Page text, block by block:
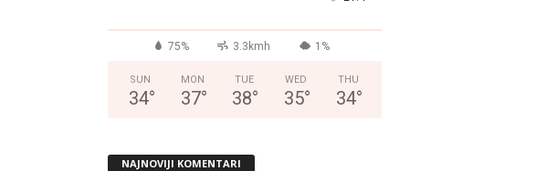
75% 3.3kmh 1%
SUN
34°
MON
37°
TUE
38°
WED
35°
THU
34°
NAJNOVIJI KOMENTARI